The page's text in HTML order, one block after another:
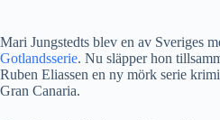
Mari Jungstedts blev en av Sveriges
Gotlandsserie. Nu släpper hon
Ruben Eliassen en ny mörk serie
Gran Canaria.